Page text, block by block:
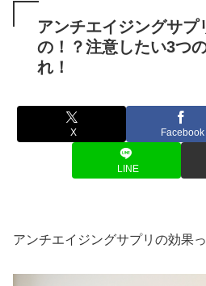
アンチエイジングサプ
の！？注意したい3つ
れ！
X Facebook
LINE
アンチエイジングサプリの効果